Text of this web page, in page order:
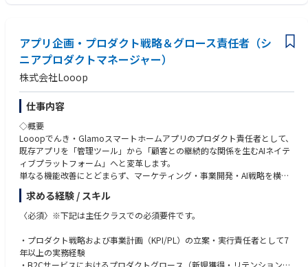
アプリ企画・プロダクト戦略＆グロース責任者（シ
ニアプロダクトマネージャー）
株式会社Looop
仕事内容
◇概要
Looopでんき・Glamoスマートホームアプリのプロダクト責任者として、
既存アプリを「管理ツール」から「顧客との継続的な関係を生むAIネイテ
ィブプラットフォーム」へと変革します。
単なる機能改善にとどまらず、マーケティング・事業開発・AI戦略を横断
し、新規獲得から収益最大化までを一貫してリードしてください。
＜本ポジションの魅力＞
グ・AIを統合した次世代プラットフォームを大きな裁量で主導できます。
既存事業のグロースと新規事業の立上げを同時に推進し、経営層と共にプ
ロダクト組織そのものを創り上げる、圧倒的な手触り感のある環境です。
求める経験 / スキル
〈必須〉※下記は主任クラスでの必須要件です。
・プロダクト戦略および事業計画（KPI/PL）の立案・実行責任者として7
年以上の実務経験